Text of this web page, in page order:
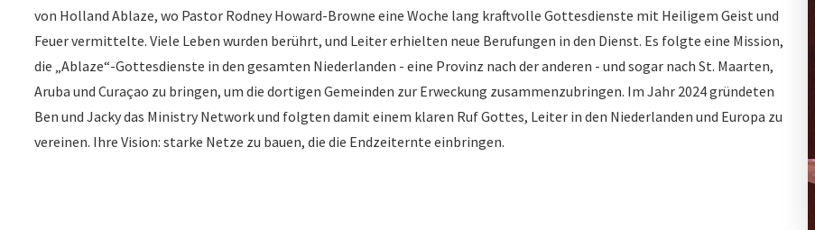
von Holland Ablaze, wo Pastor Rodney Howard-Browne eine Woche lang kraftvolle Gottesdienste mit Heiligem Geist und
Feuer vermittelte. Viele Leben wurden berührt, und Leiter erhielten neue Berufungen in den Dienst. Es folgte eine Mission,
die „Ablaze“-Gottesdienste in den gesamten Niederlanden - eine Provinz nach der anderen - und sogar nach St. Maarten,
Aruba und Curaçao zu bringen, um die dortigen Gemeinden zur Erweckung zusammenzubringen. Im Jahr 2024 gründeten
Ben und Jacky das Ministry Network und folgten damit einem klaren Ruf Gottes, Leiter in den Niederlanden und Europa zu
vereinen. Ihre Vision: starke Netze zu bauen, die die Endzeiternte einbringen.